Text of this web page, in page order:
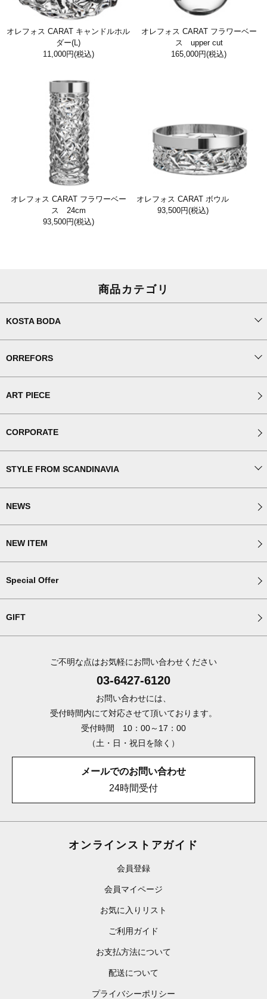
オレフォス CARAT キャンドルホル
ダー(L)
11,000円(税込)
オレフォス CARAT フラワーベー
ス upper cut
165,000円(税込)
オレフォス CARAT フラワーベー
ス 24cm
93,500円(税込)
オレフォス CARAT ボウル
93,500円(税込)
商品カテゴリ
KOSTA BODA
ORREFORS
ART PIECE
CORPORATE
STYLE FROM SCANDINAVIA
NEWS
NEW ITEM
Special Offer
GIFT
ご不明な点はお気軽にお問い合わせください
03-6427-6120
お問い合わせには、
受付時間内にて対応させて頂いております。
受付時間 10：00～17：00
（土・日・祝日を除く）
メールでのお問い合わせ
24時間受付
オンラインストアガイド
会員登録
会員マイページ
お気に入りリスト
ご利用ガイド
お支払方法について
配送について
プライバシーポリシー